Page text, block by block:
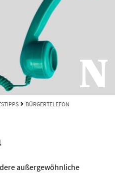
BÜRGERTELEFON
außergewöhnliche